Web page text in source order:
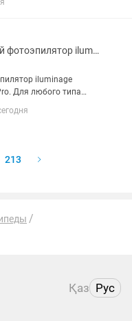
терминалы,
Безлимитный фотоэпилятор iluminage Precise Touch Pro
iluminage
Для любого типа
В идеальном
213
Қаз Рус